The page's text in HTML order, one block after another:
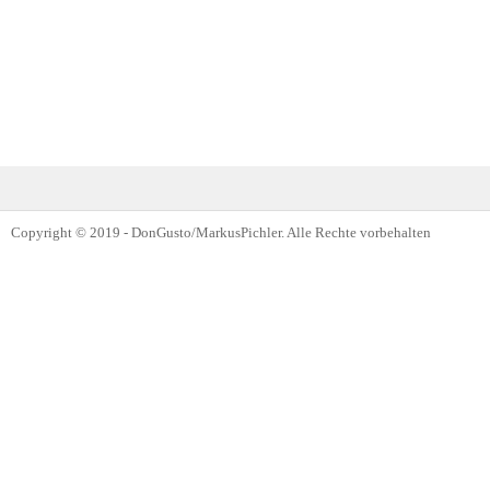
Copyright © 2019 - DonGusto/MarkusPichler. Alle Rechte vorbehalten